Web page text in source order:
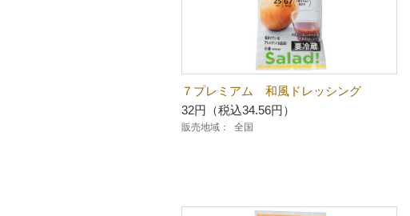
７プレミアム 和風ドレッシング
32円（税込34.56円）
販売地域： 全国